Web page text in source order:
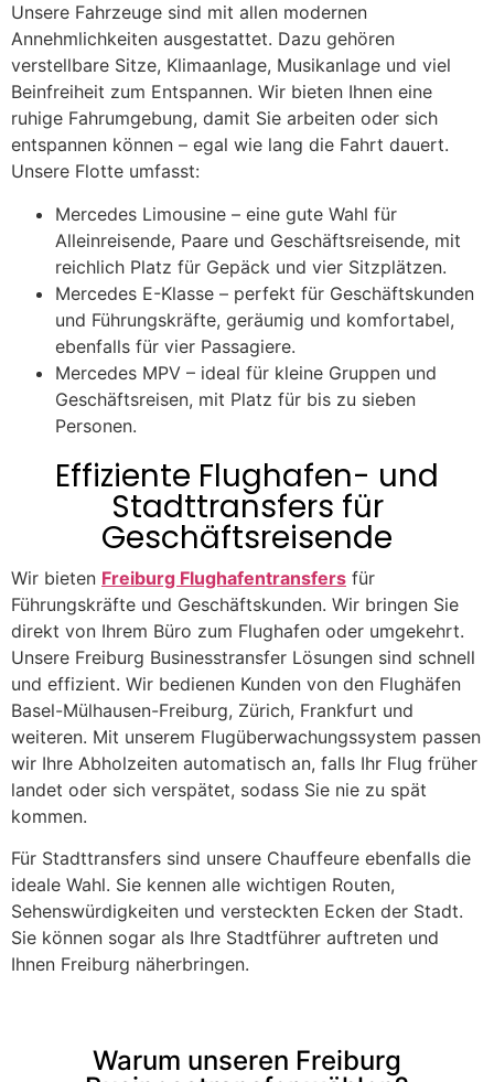
Unsere Fahrzeuge sind mit allen modernen
Annehmlichkeiten ausgestattet. Dazu gehören
verstellbare Sitze, Klimaanlage, Musikanlage und viel
Beinfreiheit zum Entspannen. Wir bieten Ihnen eine
ruhige Fahrumgebung, damit Sie arbeiten oder sich
entspannen können – egal wie lang die Fahrt dauert.
Unsere Flotte umfasst:
Mercedes Limousine – eine gute Wahl für
Alleinreisende, Paare und Geschäftsreisende, mit
reichlich Platz für Gepäck und vier Sitzplätzen.
Mercedes E-Klasse – perfekt für Geschäftskunden
und Führungskräfte, geräumig und komfortabel,
ebenfalls für vier Passagiere.
Mercedes MPV – ideal für kleine Gruppen und
Geschäftsreisen, mit Platz für bis zu sieben
Personen.
Effiziente Flughafen- und
Stadttransfers für
Geschäftsreisende
Wir bieten Freiburg Flughafentransfers für
Führungskräfte und Geschäftskunden. Wir bringen Sie
direkt von Ihrem Büro zum Flughafen oder umgekehrt.
Unsere Freiburg Businesstransfer Lösungen sind schnell
und effizient. Wir bedienen Kunden von den Flughäfen
Basel-Mülhausen-Freiburg, Zürich, Frankfurt und
weiteren. Mit unserem Flugüberwachungssystem passen
wir Ihre Abholzeiten automatisch an, falls Ihr Flug früher
landet oder sich verspätet, sodass Sie nie zu spät
kommen.
Für Stadttransfers sind unsere Chauffeure ebenfalls die
ideale Wahl. Sie kennen alle wichtigen Routen,
Sehenswürdigkeiten und versteckten Ecken der Stadt.
Sie können sogar als Ihre Stadtführer auftreten und
Ihnen Freiburg näherbringen.
Warum unseren Freiburg